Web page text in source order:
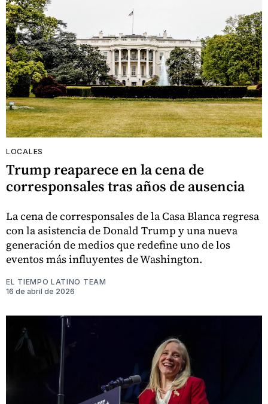
LOCALES
Trump reaparece en la cena de
corresponsales tras años de ausencia
La cena de corresponsales de la Casa Blanca regresa
con la asistencia de Donald Trump y una nueva
generación de medios que redefine uno de los
eventos más influyentes de Washington.
EL TIEMPO LATINO TEAM
16 de abril de 2026